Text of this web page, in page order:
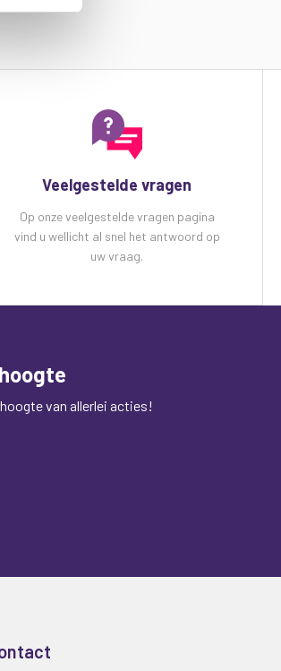
Veelgestelde vragen
Op onze veelgestelde vragen pagina
vind u wellicht al snel het antwoord op
uw vraag.
van allerlei acties!